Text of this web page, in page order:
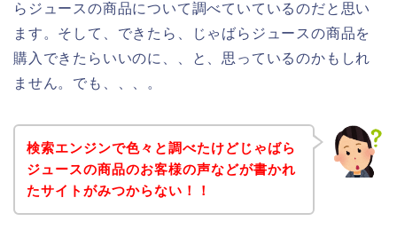
らジュースの商品について調べていているのだと思い
ます。そして、できたら、じゃばらジュースの商品を
購入できたらいいのに、、と、思っているのかもしれ
ません。でも、、、。
検索エンジンで色々と調べたけどじゃばら
ジュースの商品のお客様の声などが書かれ
たサイトがみつからない！！